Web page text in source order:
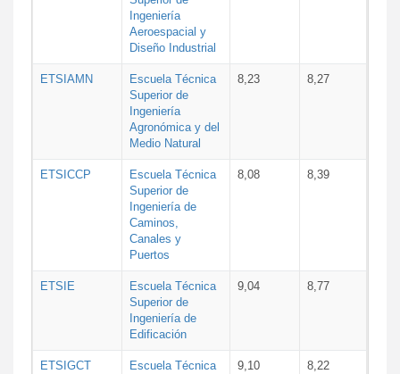
Ingeniería
Aeroespacial y
Diseño Industrial
ETSIAMN
Escuela Técnica
Superior de
Ingeniería
Agronómica y del
Medio Natural
8,23 8,27
ETSICCP
Escuela Técnica
Superior de
Ingeniería de
Caminos,
Canales y
Puertos
8,08 8,39
ETSIE
Escuela Técnica
Superior de
Ingeniería de
Edificación
9,04 8,77
ETSIGCT
Escuela Técnica
9,10 8,22